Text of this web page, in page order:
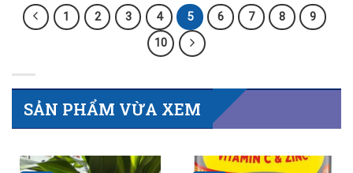
1 2 3 4 5 6 7 8
9
10
SẢN PHẨM VỪA XEM